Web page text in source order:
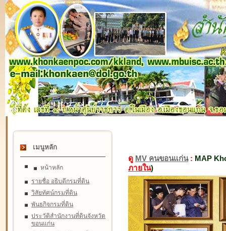
เมนูหลัก
หน้าหลัก
รายชื่อ อธิบดีกรมที่ดิน
วิสัยทัศน์กรมที่ดิน
พันธกิจกรมที่ดิน
ประวัติสำนักงานที่ดินจังหวัด
ขอนแก่น
ดู MV คนขอนแก่น: MAP
ภายใน)